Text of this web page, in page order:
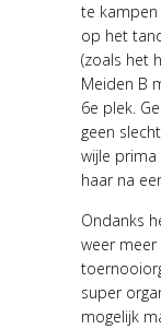
te
op het
(zoals het
Meiden B
6e plek.
geen
wijle
haar na
Ondanks
weer meer
super
mogelijk